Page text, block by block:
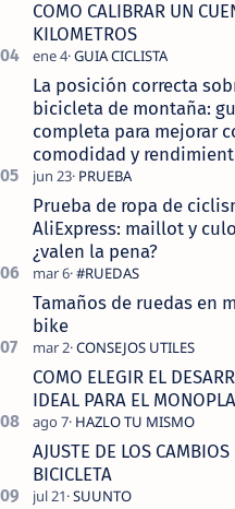
COMO CALIBRAR UN
KILOMETROS
La posición correcta
bicicleta de montaña:
completa para mejorar
comodidad y
Prueba de ropa de
AliExpress: maillot y
¿valen la pena?
Tamaños de ruedas en
bike
COMO ELEGIR EL
IDEAL PARA EL
AJUSTE DE LOS CAMBIOS
BICICLETA